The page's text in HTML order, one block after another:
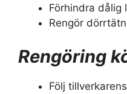
Förhindra dålig
Rengör
Rengöring
Följ